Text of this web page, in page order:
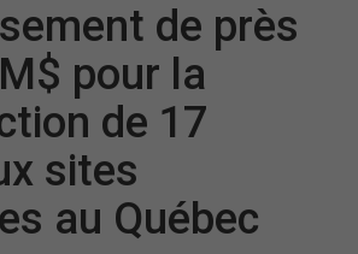
de près
pour la
de 17
sites
au Québec